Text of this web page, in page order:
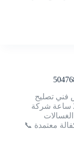
فني تصليح
غسالات السالمية | خدمة منزلية سريعة 24 ساعة شركة
معتمدة 📞